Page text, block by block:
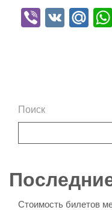
Viber
VK
Поиск
Стоимость билетов